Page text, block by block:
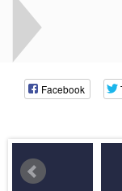
Facebook